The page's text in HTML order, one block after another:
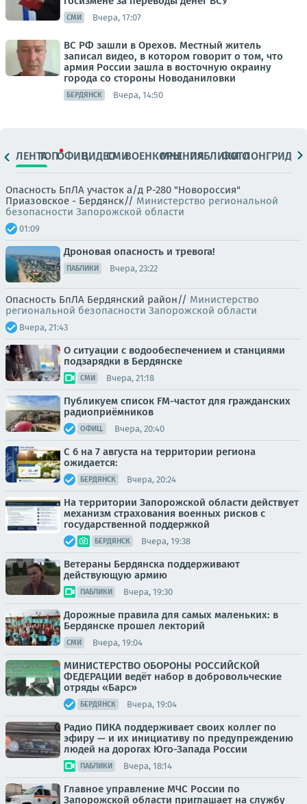
СМИ Вчера, 17:07
ВС РФ зашли в Орехов. Местный житель
записал видео, в котором говорит о том, что
армия России зашла в восточную окраину
города со стороны Новоданиловки
БЕРДЯНСК Вчера, 14:50
ЛЕНТАТОПОФИЦ.ВИДЕОСМИВОЕНКОРЫМНЕНИЯПАБЛИКИ
ФОТОЛОНГРИДЫ
Опасность БпЛА участок а/д Р-280 "Новороссия"
Приазовское - Бердянск// Министерство региональной
безопасности Запорожской области
01:09
Дроновая опасность и тревога!
ПАБЛИКИ Вчера, 23:22
Опасность БпЛА Бердянский район// Министерство
региональной безопасности Запорожской области
Вчера, 21:43
О ситуации с водообеспечением и станциями
подзарядки в Бердянске
СМИ Вчера, 21:18
Публикуем список FM-частот для гражданских
радиоприёмников
ОФИЦ. Вчера, 20:40
С 6 на 7 августа на территории региона
ожидается:
БЕРДЯНСК Вчера, 20:24
На территории Запорожской области действует
механизм страхования военных рисков с
государственной поддержкой
БЕРДЯНСК Вчера, 19:38
Ветераны Бердянска поддерживают
действующую армию
ПАБЛИКИ Вчера, 19:30
Дорожные правила для самых маленьких: в
Бердянске прошел лекторий
СМИ Вчера, 19:04
МИНИСТЕРСТВО ОБОРОНЫ РОССИЙСКОЙ
ФЕДЕРАЦИИ ведёт набор в добровольческие
отряды «Барс»
БЕРДЯНСК Вчера, 19:04
Радио ПИКА поддерживает своих коллег по
эфиру — и их инициативу по предупреждению
людей на дорогах Юго-Запада России
ПАБЛИКИ Вчера, 18:14
Главное управление МЧС России по
Запорожской области приглашает на службу